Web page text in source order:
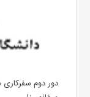
دور دوم